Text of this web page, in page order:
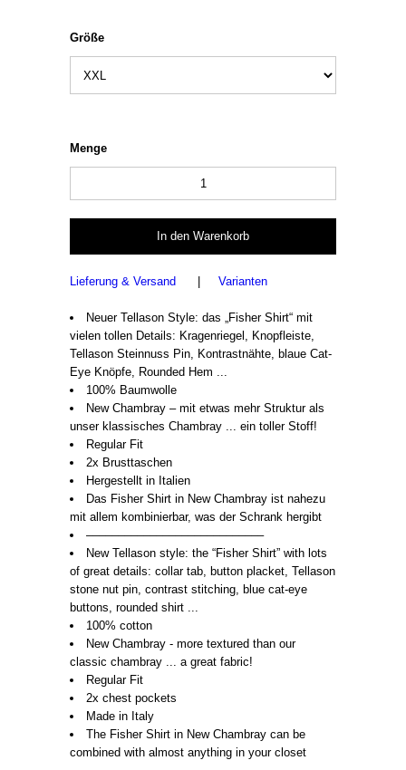
Größe
Menge
Lieferung & Versand Varianten
Neuer Tellason Style: das „Fisher Shirt“ mit
vielen tollen Details: Kragenriegel, Knopfleiste,
Tellason Steinnuss Pin, Kontrastnähte, blaue Cat-
Eye Knöpfe, Rounded Hem ...
100% Baumwolle
New Chambray – mit etwas mehr Struktur als
unser klassisches Chambray ... ein toller Stoff!
Regular Fit
2x Brusttaschen
Hergestellt in Italien
Das Fisher Shirt in New Chambray ist nahezu
mit allem kombinierbar, was der Schrank hergibt
––––––––––––––––––––––––––––
New Tellason style: the “Fisher Shirt” with lots
of great details: collar tab, button placket, Tellason
stone nut pin, contrast stitching, blue cat-eye
buttons, rounded shirt ...
100% cotton
New Chambray - more textured than our
classic chambray ... a great fabric!
Regular Fit
2x chest pockets
Made in Italy
The Fisher Shirt in New Chambray can be
combined with almost anything in your closet